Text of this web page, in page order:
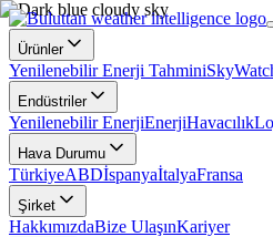
Ürünler
Yenilenebilir Enerji Tahmini
Endüstriler
Yenilenebilir EnerjiEnerjiHavacılık
Hava Durumu
TürkiyeABDİspanyaİtalyaFransa
Şirket
HakkımızdaBize UlaşınKariyer